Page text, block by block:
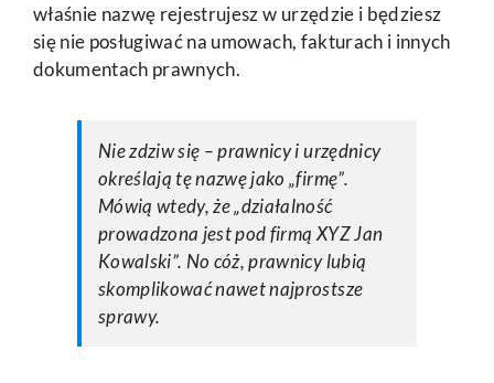
właśnie nazwę rejestrujesz w urzędzie i będziesz
się nie posługiwać na umowach, fakturach i innych
dokumentach prawnych.
Nie zdziw się – prawnicy i urzędnicy
określają tę nazwę jako „firmę”.
Mówią wtedy, że „działalność
prowadzona jest pod firmą XYZ Jan
Kowalski”. No cóż, prawnicy lubią
skomplikować nawet najprostsze
sprawy.